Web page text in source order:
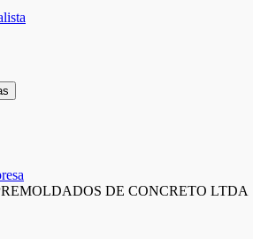
DE CONCRETO LTDA